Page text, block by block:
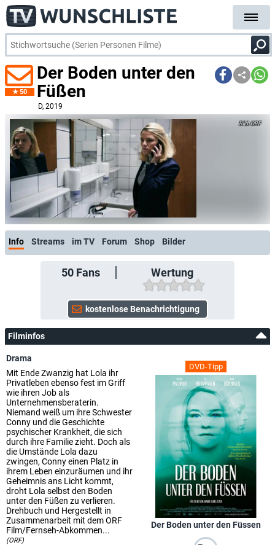
50
Der Boden unter den
Füßen
D, 2019
ORF
Info Streams im TV Forum Shop Bilder
50Fans Wertung
Filminfos
DVD-Tipp
Der Boden unter den Füssen
Drama
Mit Ende Zwanzig hat Lola ihr
Privatleben ebenso fest im Griff
wie ihren Job als
Unternehmensberaterin.
Niemand weiß um ihre Schwester
Conny und die Geschichte
psychischer Krankheit, die sich
durch ihre Familie zieht. Doch als
die Umstände Lola dazu
zwingen, Conny einen Platz in
ihrem Leben einzuräumen und ihr
Geheimnis ans Licht kommt,
droht Lola selbst den Boden
unter den Füßen zu verlieren.
Drehbuch und Hergestellt in
Zusammenarbeit mit dem ORF
Film/Fernseh-Abkommen...
(ORF)